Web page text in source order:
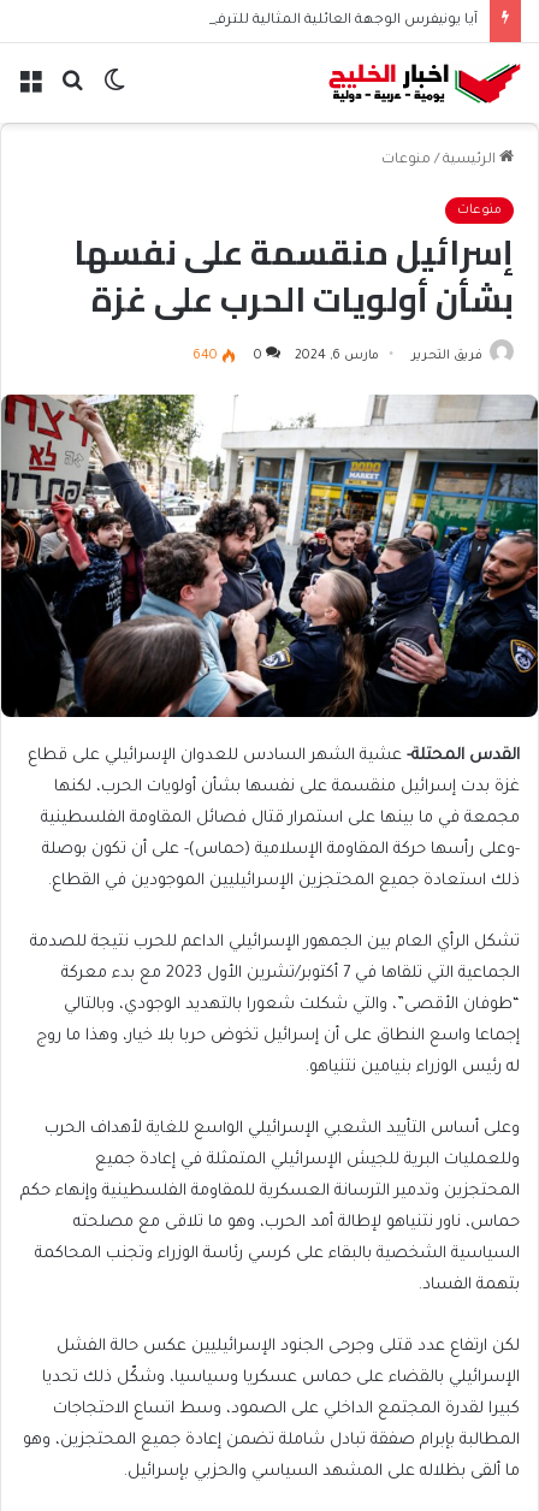
آيا يونيفرس الوجهة العائلية المثالية للترفيه والمغامرات
بحث الوضع
الرئيسية / منوعات
منوعات
إسرائيل منقسمة على نفسها
بشأن أولويات الحرب على غزة
فريق التحرير مارس 6, 2024 0
640
القدس المحتلة- عشية الشهر السادس للعدوان الإسرائيلي على قطاع
غزة بدت إسرائيل منقسمة على نفسها بشأن أولويات الحرب، لكنها
مجمعة في ما بينها على استمرار قتال فصائل المقاومة الفلسطينية
-وعلى رأسها حركة المقاومة الإسلامية (حماس)- على أن تكون بوصلة
ذلك استعادة جميع المحتجزين الإسرائيليين الموجودين في القطاع.
تشكل الرأي العام بين الجمهور الإسرائيلي الداعم للحرب نتيجة للصدمة
الجماعية التي تلقاها في 7 أكتوبر/تشرين الأول 2023 مع بدء معركة
“طوفان الأقصى”، والتي شكلت شعورا بالتهديد الوجودي، وبالتالي
إجماعا واسع النطاق على أن إسرائيل تخوض حربا بلا خيار، وهذا ما روج
له رئيس الوزراء بنيامين نتنياهو.
وعلى أساس التأييد الشعبي الإسرائيلي الواسع للغاية لأهداف الحرب
وللعمليات البرية للجيش الإسرائيلي المتمثلة في إعادة جميع
المحتجزين وتدمير الترسانة العسكرية للمقاومة الفلسطينية وإنهاء حكم
حماس، ناور نتنياهو لإطالة أمد الحرب، وهو ما تلاقى مع مصلحته
السياسية الشخصية بالبقاء على كرسي رئاسة الوزراء وتجنب المحاكمة
بتهمة الفساد.
لكن ارتفاع عدد قتلى وجرحى الجنود الإسرائيليين عكس حالة الفشل
الإسرائيلي بالقضاء على حماس عسكريا وسياسيا، وشكّل ذلك تحديا
كبيرا لقدرة المجتمع الداخلي على الصمود، وسط اتساع الاحتجاجات
المطالبة بإبرام صفقة تبادل شاملة تضمن إعادة جميع المحتجزين، وهو
ما ألقى بظلاله على المشهد السياسي والحزبي بإسرائيل.